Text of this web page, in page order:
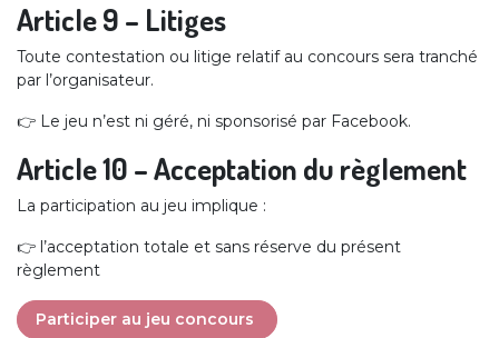
Article 9 – Litiges
Toute contestation ou litige relatif au concours sera tranché
par l’organisateur.
👉 Le jeu n’est ni géré, ni sponsorisé par Facebook.
Article 10 – Acceptation du règlement
La participation au jeu implique :
👉 l’acceptation totale et sans réserve du présent
règlement
Participer au jeu concours